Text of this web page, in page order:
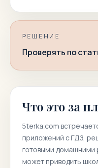
РЕШЕНИЕ
Проверять по
Что это за
5terka.com
приложений с ГДЗ,
готовыми домашними
может приводить